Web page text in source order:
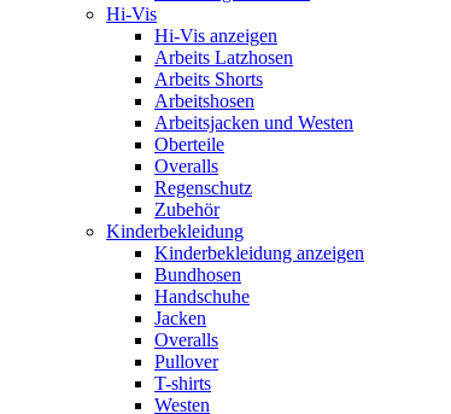
Hi-Vis
Hi-Vis anzeigen
Arbeits Latzhosen
Arbeits Shorts
Arbeitshosen
Arbeitsjacken und Westen
Oberteile
Overalls
Regenschutz
Zubehör
Kinderbekleidung
Kinderbekleidung anzeigen
Bundhosen
Handschuhe
Jacken
Overalls
Pullover
T-shirts
Westen